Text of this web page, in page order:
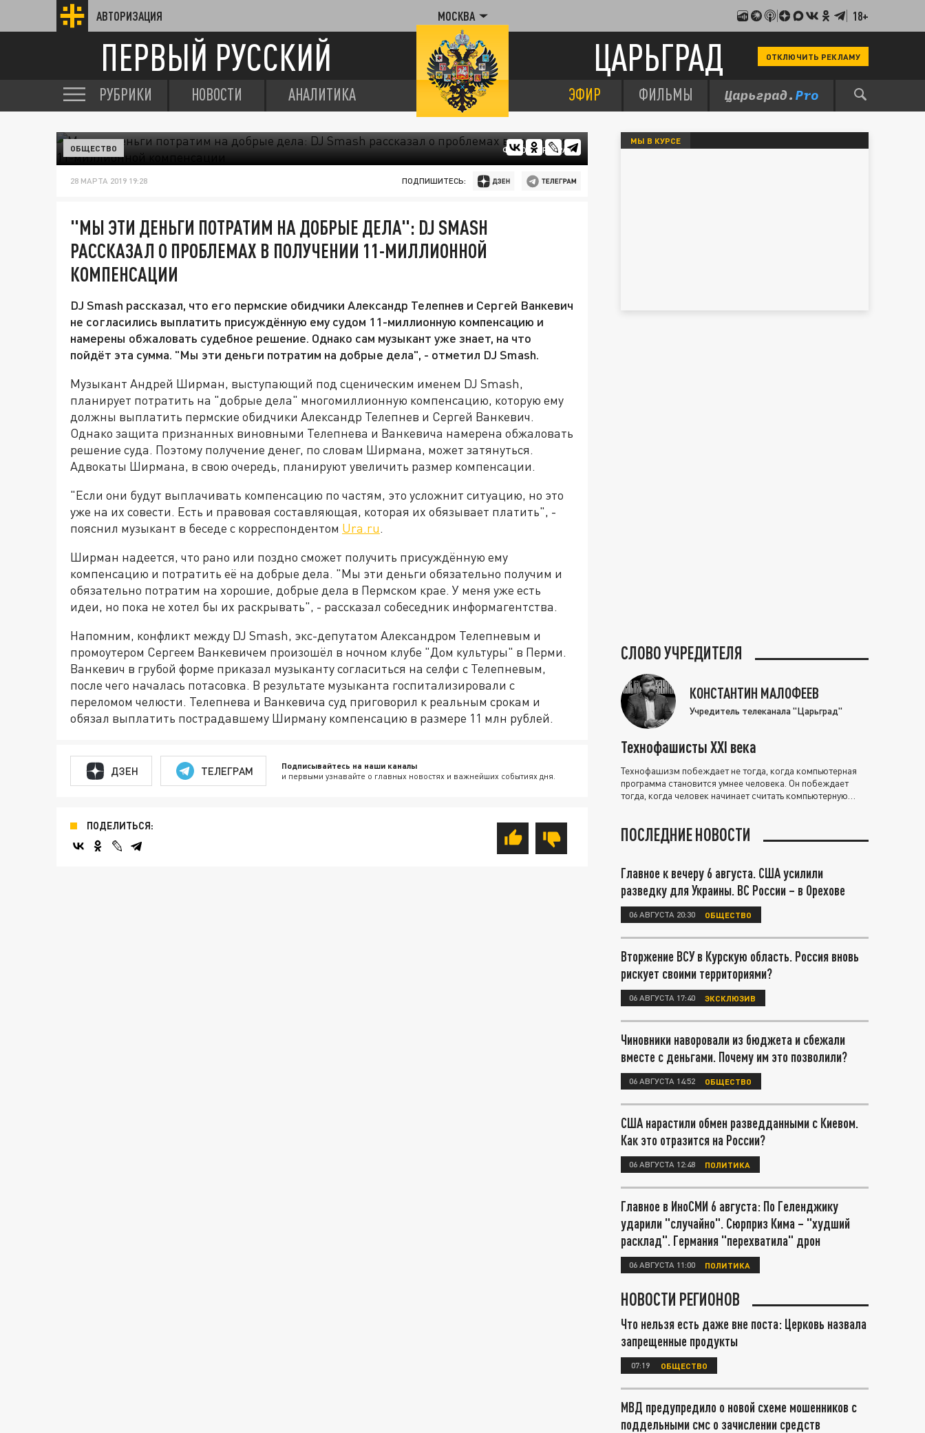
АВТОРИЗАЦИЯ МОСКВА 18+
ПЕРВЫЙ РУССКИЙ ЦАРЬГРАД ОТКЛЮЧИТЬ РЕКЛАМУ
РУБРИКИ НОВОСТИ АНАЛИТИКА ЭФИР ФИЛЬМЫ
ФОТО: ЦАРЬГРАД
ОБЩЕСТВО
28 МАРТА 2019 19:28 ПОДПИШИТЕСЬ:
"МЫ ЭТИ ДЕНЬГИ ПОТРАТИМ НА ДОБРЫЕ ДЕЛА": DJ SMASH
РАССКАЗАЛ О ПРОБЛЕМАХ В ПОЛУЧЕНИИ 11-МИЛЛИОННОЙ
КОМПЕНСАЦИИ
DJ Smash рассказал, что его пермские обидчики Александр Телепнев и Сергей Ванкевич
не согласились выплатить присуждённую ему судом 11-миллионную компенсацию и
намерены обжаловать судебное решение. Однако сам музыкант уже знает, на что
пойдёт эта сумма. "Мы эти деньги потратим на добрые дела", - отметил DJ Smash.
Музыкант Андрей Ширман, выступающий под сценическим именем DJ Smash,
планирует потратить на "добрые дела" многомиллионную компенсацию, которую ему
должны выплатить пермские обидчики Александр Телепнев и Сергей Ванкевич.
Однако защита признанных виновными Телепнева и Ванкевича намерена обжаловать
решение суда. Поэтому получение денег, по словам Ширмана, может затянуться.
Адвокаты Ширмана, в свою очередь, планируют увеличить размер компенсации.
"Если они будут выплачивать компенсацию по частям, это усложнит ситуацию, но это
уже на их совести. Есть и правовая составляющая, которая их обязывает платить", -
пояснил музыкант в беседе с корреспондентом Ura.ru.
Ширман надеется, что рано или поздно сможет получить присуждённую ему
компенсацию и потратить её на добрые дела. "Мы эти деньги обязательно получим и
обязательно потратим на хорошие, добрые дела в Пермском крае. У меня уже есть
идеи, но пока не хотел бы их раскрывать", - рассказал собеседник информагентства.
Напомним, конфликт между DJ Smash, экс-депутатом Александром Телепневым и
промоутером Сергеем Ванкевичем произошёл в ночном клубе "Дом культуры" в Перми.
Ванкевич в грубой форме приказал музыканту согласиться на селфи с Телепневым,
после чего началась потасовка. В результате музыканта госпитализировали с
переломом челюсти. Телепнева и Ванкевича суд приговорил к реальным срокам и
обязал выплатить пострадавшему Ширману компенсацию в размере 11 млн рублей.
ДЗЕН ТЕЛЕГРАМ Подписывайтесь на наши каналы
и первыми узнавайте о главных новостях и важнейших событиях дня.
ПОДЕЛИТЬСЯ:
МЫ В КУРСЕ
СЛОВО УЧРЕДИТЕЛЯ
КОНСТАНТИН МАЛОФЕЕВ
Учредитель телеканала "Царьград"
Технофашисты XXI века
Технофашизм побеждает не тогда, когда компьютерная
программа становится умнее человека. Он побеждает
тогда, когда человек начинает считать компьютерную
ПОСЛЕДНИЕ НОВОСТИ
Главное к вечеру 6 августа. США усилили
разведку для Украины. ВС России – в Орехове
06 АВГУСТА 20:30 ОБЩЕСТВО
Вторжение ВСУ в Курскую область. Россия вновь
рискует своими территориями?
06 АВГУСТА 17:40 ЭКСКЛЮЗИВ
Чиновники наворовали из бюджета и сбежали
вместе с деньгами. Почему им это позволили?
06 АВГУСТА 14:52 ОБЩЕСТВО
США нарастили обмен разведданными с Киевом.
Как это отразится на России?
06 АВГУСТА 12:48 ПОЛИТИКА
Главное в ИноСМИ 6 августа: По Геленджику
ударили "случайно". Сюрприз Кима – "худший
расклад". Германия "перехватила" дрон
06 АВГУСТА 11:00 ПОЛИТИКА
НОВОСТИ РЕГИОНОВ
Что нельзя есть даже вне поста: Церковь назвала
запрещенные продукты
07:19 ОБЩЕСТВО
МВД предупредило о новой схеме мошенников с
поддельными смс о зачислении средств